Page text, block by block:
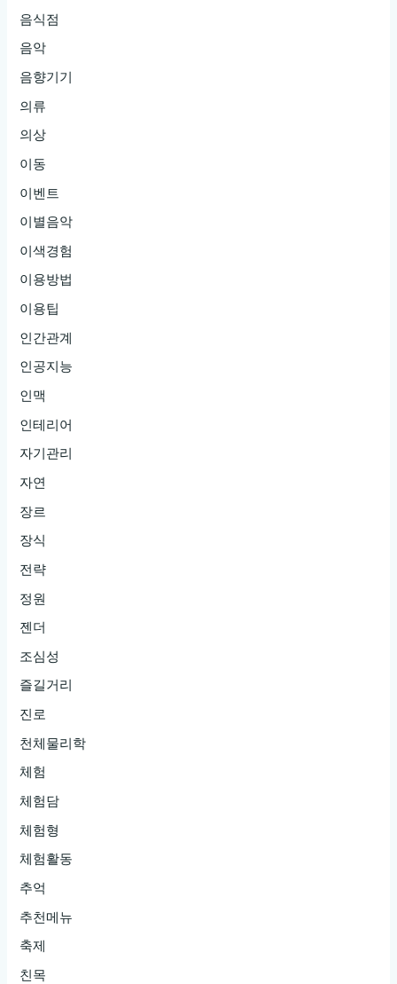
음식점
음악
음향기기
의류
의상
이동
이벤트
이별음악
이색경험
이용방법
이용팁
인간관계
인공지능
인맥
인테리어
자기관리
자연
장르
장식
전략
정원
젠더
조심성
즐길거리
진로
천체물리학
체험
체험담
체험형
체험활동
추억
추천메뉴
축제
친목